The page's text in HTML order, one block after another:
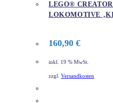
LEGO®
LOKOMOTIVE
160,90 €
inkl. 19 % MwSt.
zzgl. Versandkosten